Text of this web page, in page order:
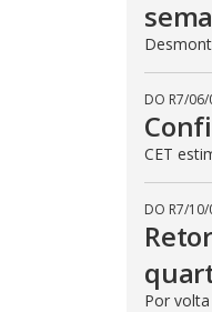
DO R7/
CET
DO R7/
Por